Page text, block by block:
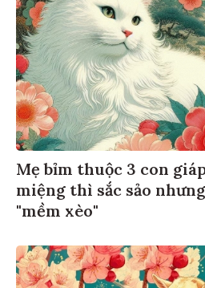
Mẹ bỉm thuộc 3 con
miệng thì sắc sảo
"mềm xèo"